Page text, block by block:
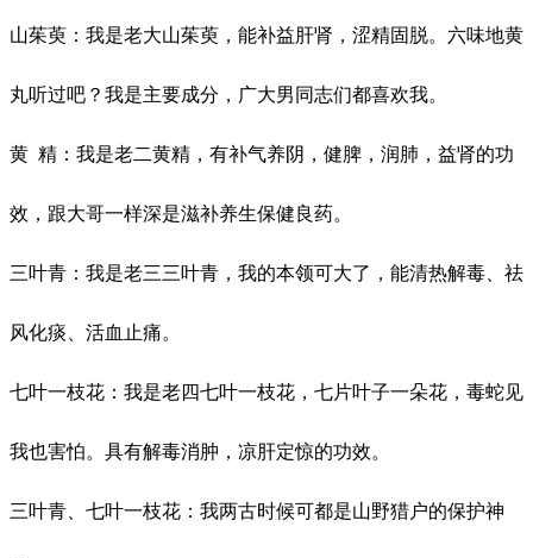
山茱萸：我是老大山茱萸，能补益肝肾，涩精固脱。六味地黄
丸听过吧？我是主要成分，广大男同志们都喜欢我。
黄 精：我是老二黄精，有补气养阴，健脾，润肺，益肾的功
效，跟大哥一样深是滋补养生保健良药。
三叶青：我是老三三叶青，我的本领可大了，能清热解毒、祛
风化痰、活血止痛。
七叶一枝花：我是老四七叶一枝花，七片叶子一朵花，毒蛇见
我也害怕。具有解毒消肿，凉肝定惊的功效。
三叶青、七叶一枝花：我两古时候可都是山野猎户的保护神